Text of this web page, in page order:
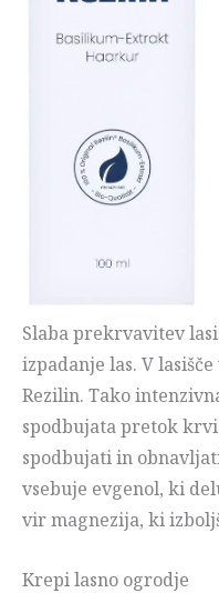
Slaba prekrvavitev
izpadanje las. V
Rezilin. Tako
spodbujata pretok
spodbujati in
vsebuje evgenol, ki
vir magnezija, ki
Krepi lasno ogrodje